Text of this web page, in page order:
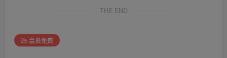
THE END
会员免费